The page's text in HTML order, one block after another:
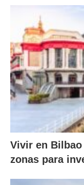
Vivir en Bilbao
zonas para